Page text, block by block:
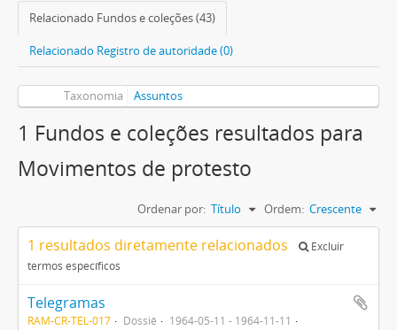
Relacionado Fundos e coleções (43)
Relacionado Registro de autoridade (0)
Taxonomia Assuntos
1 Fundos e coleções resultados para
Movimentos de protesto
Ordenar por: Título Ordem: Crescente
1 resultados diretamente relacionados
Excluir
termos específicos
Telegramas
RAM-CR-TEL-017 Dossiê
1964-05-11 - 1964-11-11